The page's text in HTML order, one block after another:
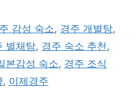
감성 숙소, 경주 개별탕,
별채탕, 경주 숙소 추천,
본감성 숙소, 경주 조식
, 이제경주